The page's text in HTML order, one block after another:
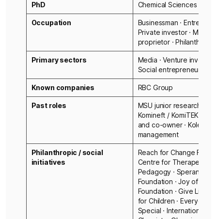
PhD Chemical Sciences
Occupation
Businessman ·
Private investor · Media
proprietor ·
Primary sectors
Media · Venture
Social entrepreneurship
Known companies RBC Group
Past roles
MSU junior research
Komineft / KomiTEK
and co-owner ·
management
Philanthropic / social
initiatives
Reach for Change
Centre for Therapeutic
Pedagogy · Speransky
Foundation · Joy of Old
Foundation · Give Life ·
for Children · Everyone is
Special · International